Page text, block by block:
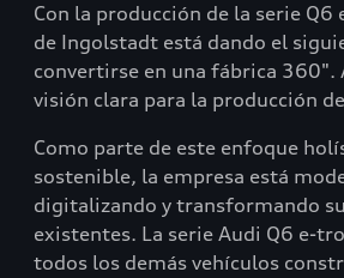
Con la producción de la serie
de Ingolstadt está dando el
convertirse en una fábrica 360".
visión clara para la producción
Como parte de este enfoque
sostenible, la empresa está
digitalizando y transformando
existentes. La serie Audi Q6 e-
todos los demás vehículos